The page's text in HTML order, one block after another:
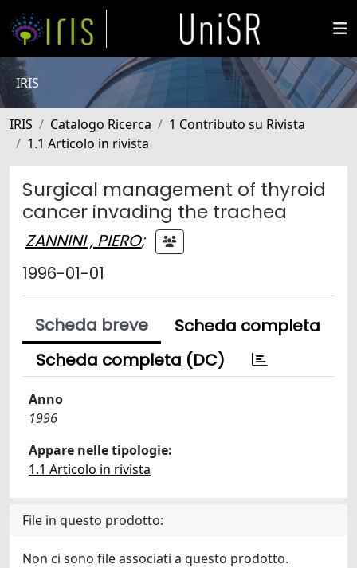
IRIS
IRIS Catalogo Ricerca
1 Contributo su Rivista
1.1 Articolo in rivista
Surgical management of thyroid
cancer invading the trachea
ZANNINI , PIERO;
1996-01-01
Scheda breve
Scheda completa
Scheda completa (DC)
Anno
1996
Appare nelle tipologie:
1.1 Articolo in rivista
File in questo prodotto:
Non ci sono file associati a questo prodotto.